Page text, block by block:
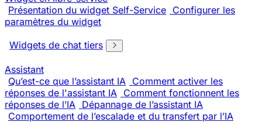
Présentation du widget Self-Service Configurer les
paramètres du widget
Widgets de chat tiers
Assistant
Qu’est-ce que l’assistant IA Comment activer les
réponses de l'assistant IA Comment fonctionnent les
réponses de l’IA Dépannage de l’assistant IA
Comportement de l’escalade et du transfert par l’IA